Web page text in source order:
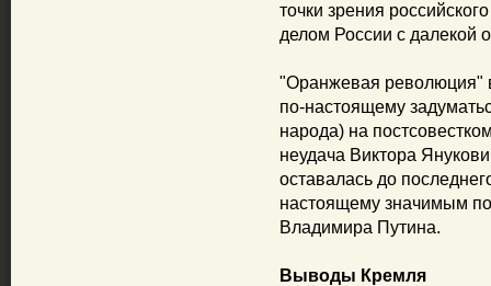
точки зрения
делом России с далекой
"Оранжевая революция"
по-настоящему
народа) на
неудача Виктора
оставалась до
настоящему значимым
Владимира Путина.
Выводы Кремля